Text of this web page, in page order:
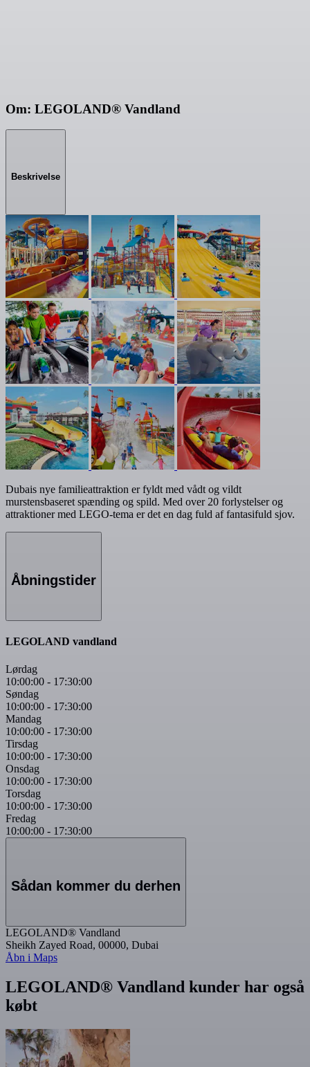
Om: LEGOLAND® Vandland
Beskrivelse
Dubais nye familieattraktion er fyldt med vådt og vildt
murstensbaseret spænding og spild. Med over 20 forlystelser og
attraktioner med LEGO-tema er det en dag fuld af fantasifuld sjov.
Åbningstider
LEGOLAND vandland
Lørdag
10:00:00 - 17:30:00
Søndag
10:00:00 - 17:30:00
Mandag
10:00:00 - 17:30:00
Tirsdag
10:00:00 - 17:30:00
Onsdag
10:00:00 - 17:30:00
Torsdag
10:00:00 - 17:30:00
Fredag
10:00:00 - 17:30:00
Sådan kommer du derhen
LEGOLAND® Vandland
Sheikh Zayed Road, 00000, Dubai
Åbn i Maps
LEGOLAND® Vandland kunder har også
købt